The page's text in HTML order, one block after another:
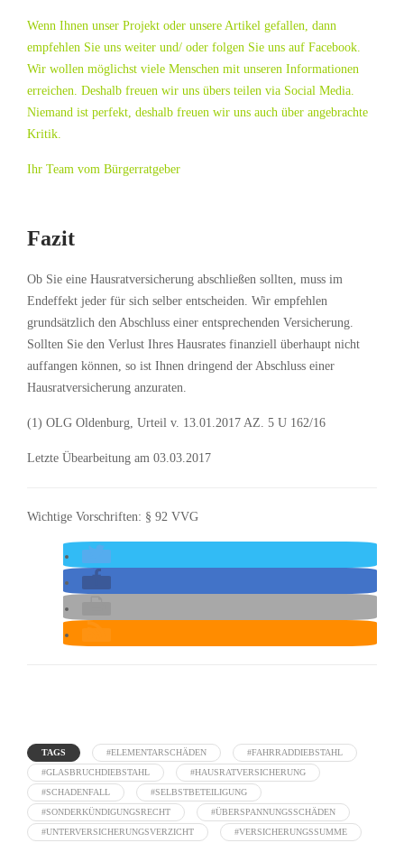
Wenn Ihnen unser Projekt oder unsere Artikel gefallen, dann
empfehlen Sie uns weiter und/ oder folgen Sie uns auf Facebook.
Wir wollen möglichst viele Menschen mit unseren Informationen
erreichen. Deshalb freuen wir uns übers teilen via Social Media.
Niemand ist perfekt, deshalb freuen wir uns auch über angebrachte
Kritik.
Ihr Team vom Bürgerratgeber
Fazit
Ob Sie eine Hausratversicherung abschließen sollten, muss im
Endeffekt jeder für sich selber entscheiden. Wir empfehlen
grundsätzlich den Abschluss einer entsprechenden Versicherung.
Sollten Sie den Verlust Ihres Hausrates finanziell überhaupt nicht
auffangen können, so ist Ihnen dringend der Abschluss einer
Hausratversicherung anzuraten.
(1) OLG Oldenburg, Urteil v. 13.01.2017 AZ. 5 U 162/16
Letzte Übearbeitung am 03.03.2017
Wichtige Vorschriften: § 92 VVG
TAGS #ELEMENTARSCHÄDEN
#FAHRRADDIEBSTAHL
#GLASBRUCHDIEBSTAHL
#HAUSRATVERSICHERUNG
#SCHADENFALL
#SELBSTBETEILIGUNG
#SONDERKÜNDIGUNGSRECHT
#ÜBERSPANNUNGSSCHÄDEN
#UNTERVERSICHERUNGSVERZICHT
#VERSICHERUNGSSUMME